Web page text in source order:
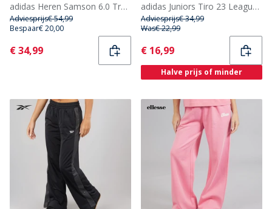
adidas Heren Samson 6.0 Track Broeken Zwart/Royal Black
Adviesprijs€ 54,99
Bespaar€ 20,00
Current
€ 34,99
adidas Juniors Tiro 23 League Trainingsbroek Zwart
Adviesprijs€ 34,99
Was€ 22,99
Current
€ 16,99
Halve prijs of minder